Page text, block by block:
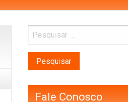
Fale Conosco